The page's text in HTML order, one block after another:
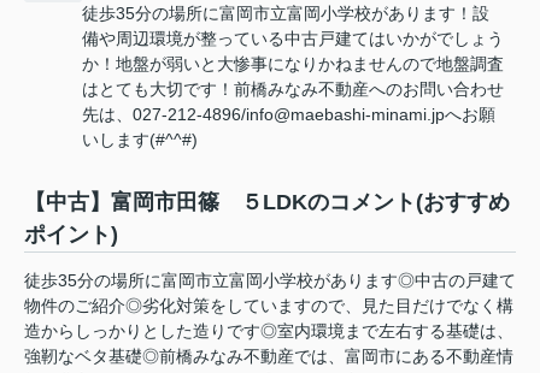
徒歩35分の場所に富岡市立富岡小学校があります！設
備や周辺環境が整っている中古戸建てはいかがでしょう
か！地盤が弱いと大惨事になりかねませんので地盤調査
はとても大切です！前橋みなみ不動産へのお問い合わせ
先は、027-212-4896/info@maebashi-minami.jpへお願
いします(#^^#)
【中古】富岡市田篠 ５LDKのコメント(おすすめ
ポイント)
徒歩35分の場所に富岡市立富岡小学校があります◎中古の戸建て
物件のご紹介◎劣化対策をしていますので、見た目だけでなく構
造からしっかりとした造りです◎室内環境まで左右する基礎は、
強靭なベタ基礎◎前橋みなみ不動産では、富岡市にある不動産情